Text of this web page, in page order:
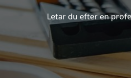
Letar du efter en